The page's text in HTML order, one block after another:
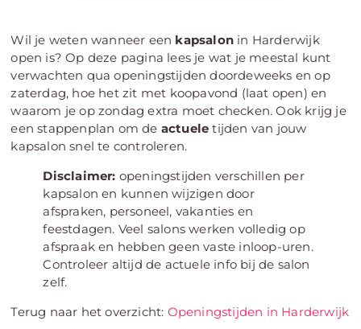
Wil je weten wanneer een kapsalon in Harderwijk
open is? Op deze pagina lees je wat je meestal kunt
verwachten qua openingstijden doordeweeks en op
zaterdag, hoe het zit met koopavond (laat open) en
waarom je op zondag extra moet checken. Ook krijg je
een stappenplan om de actuele tijden van jouw
kapsalon snel te controleren.
Disclaimer: openingstijden verschillen per
kapsalon en kunnen wijzigen door
afspraken, personeel, vakanties en
feestdagen. Veel salons werken volledig op
afspraak en hebben geen vaste inloop-uren.
Controleer altijd de actuele info bij de salon
zelf.
Terug naar het overzicht: Openingstijden in Harderwijk